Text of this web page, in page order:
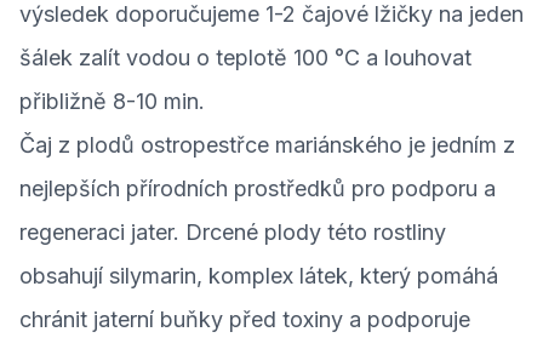
výsledek doporučujeme 1-2 čajové lžičky na jeden
šálek zalít vodou o teplotě 100 °C a louhovat
přibližně 8-10 min.
Čaj z plodů ostropestřce mariánského je jedním z
nejlepších přírodních prostředků pro podporu a
regeneraci jater. Drcené plody této rostliny
obsahují silymarin, komplex látek, který pomáhá
chránit jaterní buňky před toxiny a podporuje